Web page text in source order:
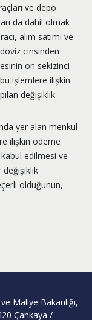
ve depo
da dahil olmak
alım satımı ve
cinsinden
on sekizinci
işlemlere ilişkin
değişiklik
yer alan menkul
ilişkin ödeme
edilmesi ve
değişiklik
olduğunun,
Maliye Bakanlığı,
Çankaya /